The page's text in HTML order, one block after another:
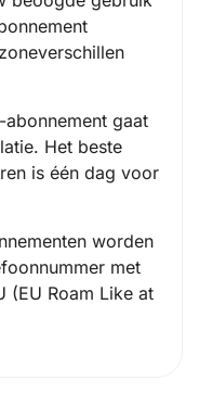
gaat
Het beste
is één dag voor
worden
met
(EU Roam Like at